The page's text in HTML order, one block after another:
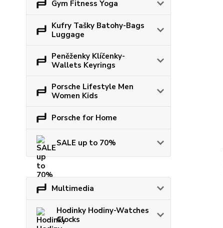
Gym Fitness Yoga
Kufry Tašky Batohy-Bags
Luggage
Peněženky Klíčenky-
Wallets Keyrings
Porsche Lifestyle Men
Women Kids
Porsche for Home
SALE up to 70%
Multimedia
Hodinky Hodiny-Watches
Clocks